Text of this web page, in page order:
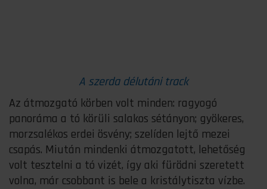
A szerda délutáni track
Az átmozgató körben volt minden: ragyogó
panoráma a tó körüli salakos sétányon; gyökeres,
morzsalékos erdei ösvény; szelíden lejtő mezei
csapás. Miután mindenki átmozgatott, lehetőség
volt tesztelni a tó vizét, így aki fürödni szeretett
volna, már csobbant is bele a kristálytiszta vízbe.